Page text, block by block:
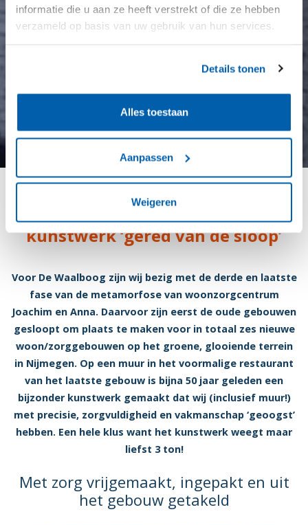
informatie die u aan ze heeft verstrekt of die ze hebben
verzameld op basis van uw gebruik van hun services.
Details tonen
Alles toestaan
Aanpassen
Weigeren
Drie ton wegend beschermd
kunstwerk ‘gered van de sloop’
Voor De Waalboog zijn wij bezig met de derde en laatste
fase van de metamorfose van woonzorgcentrum
Joachim en Anna. Daarvoor zijn eerst de oude gebouwen
gesloopt om plaats te maken voor in totaal zes nieuwe
woon/zorggebouwen op het groene, glooiende terrein
in Nijmegen. Op een muur in het voormalige restaurant
van het laatste gebouw is bijna 50 jaar geleden een
bijzonder kunstwerk gemaakt dat wij (inclusief muur!)
met precisie, zorgvuldigheid en vakmanschap ‘geoogst’
hebben. Een hele klus want het kunstwerk weegt maar
liefst 3 ton!
Met zorg vrijgemaakt, ingepakt en uit
het gebouw getakeld